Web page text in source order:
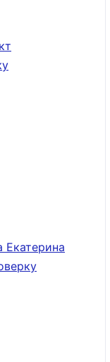
Екатерина